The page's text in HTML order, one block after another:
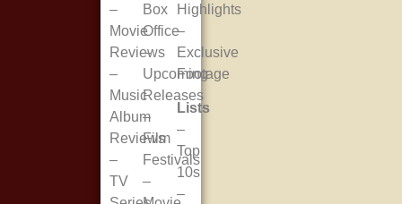
–
Movie
Reviews
–
Music
Album
Reviews
–
TV
Box
Office
–
Upcoming
Releases
–
Film
Festivals
–
Highlights
–
Exclusive
Footage
Lists
–
Top
10s
–